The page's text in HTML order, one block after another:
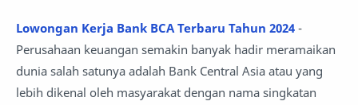
Lowongan Kerja Bank BCA Terbaru Tahun 2024 -
Perusahaan keuangan semakin banyak hadir meramaikan
dunia salah satunya adalah Bank Central Asia atau yang
lebih dikenal oleh masyarakat dengan nama singkatan